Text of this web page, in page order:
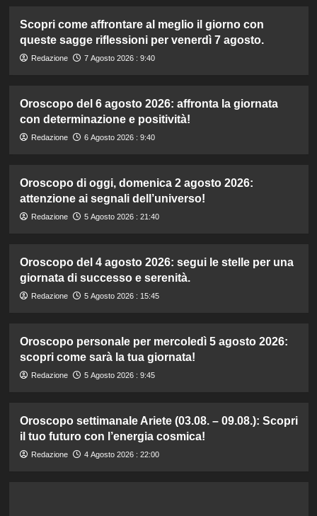
Scopri come affrontare al meglio il giorno con
queste sagge riflessioni per venerdì 7 agosto.
Redazione 7 Agosto 2026 : 9:40
Oroscopo del 6 agosto 2026: affronta la giornata
con determinazione e positività!
Redazione 6 Agosto 2026 : 9:40
Oroscopo di oggi, domenica 2 agosto 2026:
attenzione ai segnali dell’universo!
Redazione 5 Agosto 2026 : 21:40
Oroscopo del 4 agosto 2026: segui le stelle per una
giornata di successo e serenità.
Redazione 5 Agosto 2026 : 15:45
Oroscopo personale per mercoledì 5 agosto 2026:
scopri come sarà la tua giornata!
Redazione 5 Agosto 2026 : 9:45
Oroscopo settimanale Ariete (03.08. – 09.08.): Scopri
il tuo futuro con l’energia cosmica!
Redazione 4 Agosto 2026 : 22:00